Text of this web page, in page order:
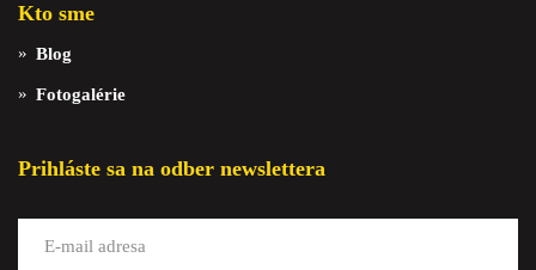
Kto sme
Blog
Fotogalérie
Prihláste sa na odber newslettera